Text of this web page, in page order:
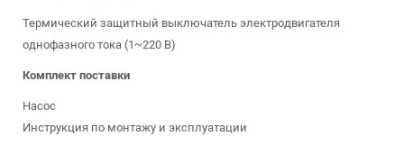
Термический защитный выключатель электродвигателя
однофазного тока (1~220 В)
Комплект поставки
Насос
Инструкция по монтажу и эксплуатации